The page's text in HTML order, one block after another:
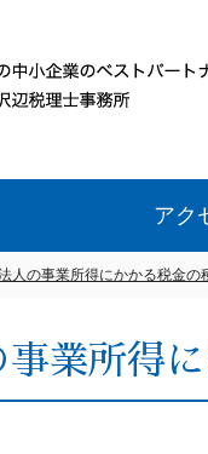
アク
人の事業所得にかかる税金の
業所得